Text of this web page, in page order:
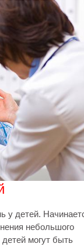
у детей.
небольшого
могут быть